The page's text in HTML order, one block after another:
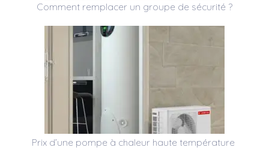
Comment remplacer un groupe de sécurité ?
Prix d’une pompe à chaleur haute température